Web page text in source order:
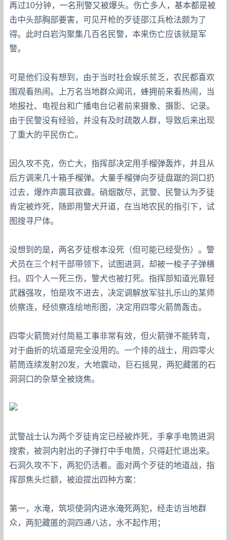
再过10分钟，一名刑警又被爆头。伤亡多人，基本都是被
击中头部胸部要害，可见开枪的歹徒邵江兵枪法颇为了
得。此时白岩沟聚集几百名民警，本来伤亡应该就是军
警。
可是他们没有想到，由于当时社会娱乐贫乏，农民都喜欢
围观看热闹。上万名当地群众闻讯，蜂拥前来看热闹，当
地报社、电视台和广播电台记者前来摄象、摄影、记录。
由于民警没有经验，并没有及时疏散人群，导致后来出现
了重大的平民伤亡。
因久攻不克，伤亡大，指挥部决定用手榴弹轰炸，并且从
后方调来几十箱手榴弹。大量手榴弹向歹徒盘踞的洞口扔
过去，爆炸声震耳欲聋。硝烟散尽，武警、民警认为歹徒
肯定被炸死，随即用警犬开道，在当地农民的指引下，试
图搜寻尸体。
没想到的是，两名歹徒根本没死（但可能已经受伤）。警
犬员在三个村干部带领下，试图进洞，却被一梭子子弹横
扫。四个人一死三伤，警犬也被打死。指挥部知道光靠轻
武器强攻，怕是攻不进去，决定调解放军驻扎乐山的某师
侦察连，经侦察连绘地形图，决定用四零火箭筒轰击。
四零火箭筒对付简易工事非常有效，但火箭弹不能转弯，
对于曲折的坑道是完全没用的。一个排的战士，用四零火
箭筒连续发射20发，大地震动，巨石摇晃，两犯藏匿的石
洞洞口的杂草全被烧焦。
武警战士认为两个歹徒肯定已经被炸死，手拿手电筒进洞
搜索，被洞内射出的子弹打中手电筒，只得赶忙退出来。
石洞久攻不下，两犯仍活着。面对两个歹徒的地道战，指
挥部焦头烂额，被迫提出四种方案：
第一，水淹，筑坝使洞内进水淹死两犯，经走访当地群
众，两犯藏匿的洞四通八达，水不起作用；